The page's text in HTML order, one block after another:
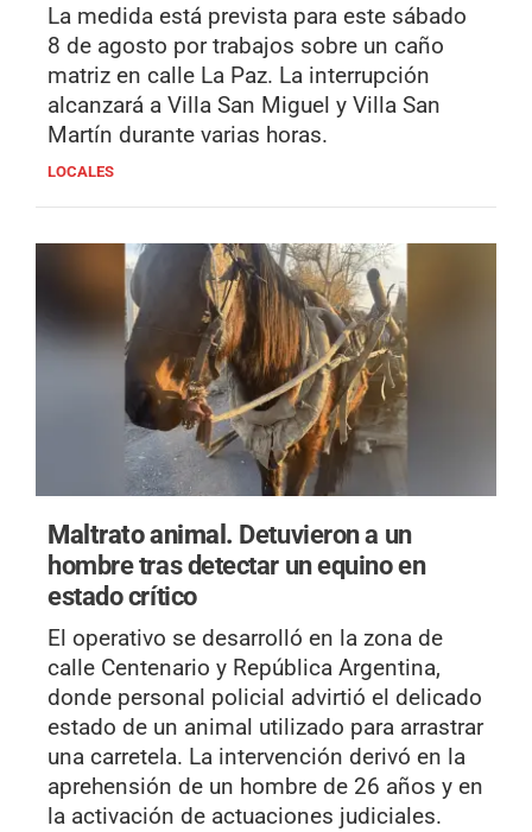
La medida está prevista para este sábado
8 de agosto por trabajos sobre un caño
matriz en calle La Paz. La interrupción
alcanzará a Villa San Miguel y Villa San
Martín durante varias horas.
LOCALES
Maltrato animal. Detuvieron a un
hombre tras detectar un equino en
estado crítico
El operativo se desarrolló en la zona de
calle Centenario y República Argentina,
donde personal policial advirtió el delicado
estado de un animal utilizado para arrastrar
una carretela. La intervención derivó en la
aprehensión de un hombre de 26 años y en
la activación de actuaciones judiciales.